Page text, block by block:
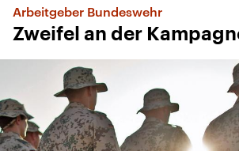
Arbeitgeber Bundeswehr
Zweifel an der